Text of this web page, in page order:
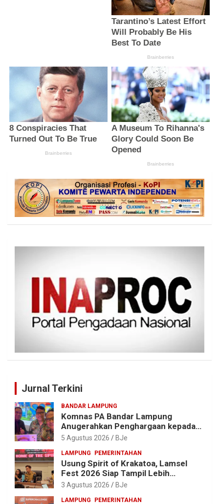
Jurnal Terkini
BANDAR LAMPUNG
Komnas PA Bandar Lampung
Anugerahkan Penghargaan kepada
Kombes Pol. Alfret Jacob Tilukay
5 Agustus 2026 BJe
LAMPUNG PEMERINTAHAN
Usung Spirit of Krakatoa, Lamsel
Fest 2026 Siap Tampil Lebih
Spektakuler dengan Empat Event
3 Agustus 2026 BJe
LAMPUNG PEMERINTAHAN